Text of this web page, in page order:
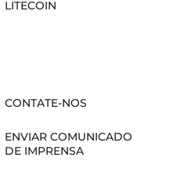
LITECOIN
CONTATE-NOS
ENVIAR COMUNICADO
DE IMPRENSA